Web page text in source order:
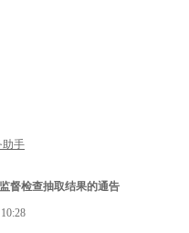
手
督检查抽取结果的通告